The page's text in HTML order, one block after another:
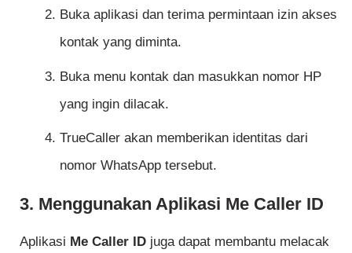
Buka aplikasi dan terima permintaan izin akses
kontak yang diminta.
Buka menu kontak dan masukkan nomor HP
yang ingin dilacak.
TrueCaller akan memberikan identitas dari
nomor WhatsApp tersebut.
3. Menggunakan Aplikasi Me Caller ID
Aplikasi Me Caller ID juga dapat membantu melacak